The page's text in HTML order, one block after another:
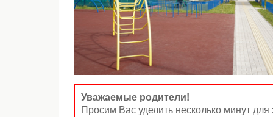
Уважаемые родители!
Просим Вас уделить несколько минут